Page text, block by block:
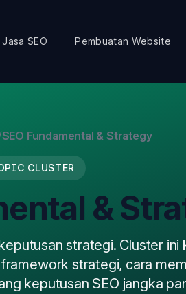
Jasa SEO Pembuatan Website
SEO Fundamental & Strategy
CLUSTER
&
strategi. Cluster ini
strategi, cara
keputusan SEO jangka